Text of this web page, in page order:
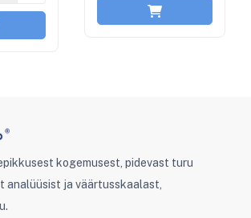
kogemusest, pidevast turu
analüüsist ja väärtusskaalast,